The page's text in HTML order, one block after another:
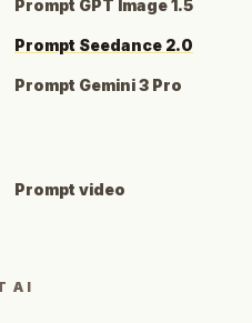
Prompt GPT Image 1.5
Prompt Seedance 2.0
Prompt Gemini 3 Pro
Prompt video
AI